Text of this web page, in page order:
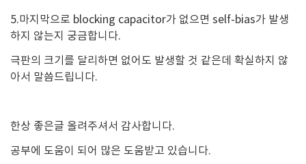
5.마지막으로 blocking capacitor가 없으면 self-bias가 발생
하지 않는지 궁금합니다.
극판의 크기를 달리하면 없어도 발생할 것 같은데 확실하지 않
아서 말씀드립니다.
한상 좋은글 올려주셔서 감사합니다.
공부에 도움이 되어 많은 도움받고 있습니다.